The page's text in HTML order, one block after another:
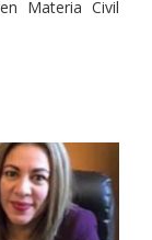
Materia Civil